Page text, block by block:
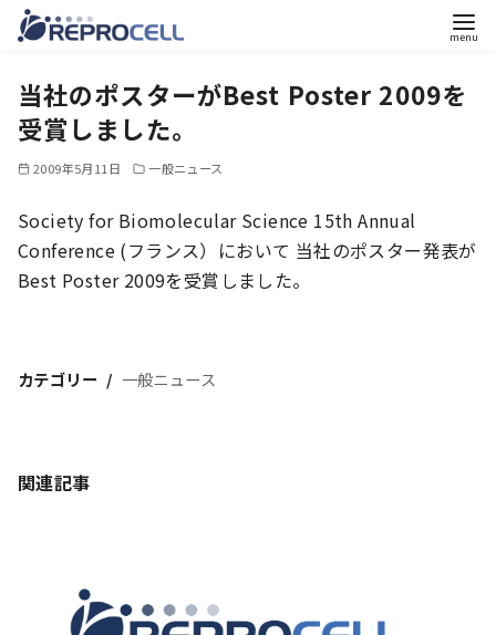
当社のポスターがBest Poster 2009を
受賞しました。
2009年5月11日 一般ニュース
Society for Biomolecular Science 15th Annual
Conference (フランス）において 当社のポスター発表が
Best Poster 2009を受賞しました。
カテゴリー 一般ニュース
関連記事